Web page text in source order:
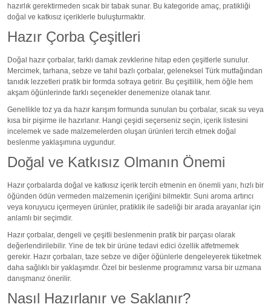
hazırlık gerektirmeden sıcak bir tabak sunar. Bu kategoride amaç, pratikliği
doğal ve katkısız içeriklerle buluşturmaktır.
Hazır Çorba Çeşitleri
Doğal hazır çorbalar, farklı damak zevklerine hitap eden çeşitlerle sunulur.
Mercimek, tarhana, sebze ve tahıl bazlı çorbalar, geleneksel Türk mutfağından
tanıdık lezzetleri pratik bir formda sofraya getirir. Bu çeşitlilik, hem öğle hem
akşam öğünlerinde farklı seçenekler denemenize olanak tanır.
Genellikle toz ya da hazır karışım formunda sunulan bu çorbalar, sıcak su veya
kısa bir pişirme ile hazırlanır. Hangi çeşidi seçerseniz seçin, içerik listesini
incelemek ve sade malzemelerden oluşan ürünleri tercih etmek doğal
beslenme yaklaşımına uygundur.
Doğal ve Katkısız Olmanın Önemi
Hazır çorbalarda doğal ve katkısız içerik tercih etmenin en önemli yanı, hızlı bir
öğünden ödün vermeden malzemenin içeriğini bilmektir. Suni aroma artırıcı
veya koruyucu içermeyen ürünler, pratiklik ile sadeliği bir arada arayanlar için
anlamlı bir seçimdir.
Hazır çorbalar, dengeli ve çeşitli beslenmenin pratik bir parçası olarak
değerlendirilebilir. Yine de tek bir ürüne tedavi edici özellik atfetmemek
gerekir. Hazır çorbaları, taze sebze ve diğer öğünlerle dengeleyerek tüketmek
daha sağlıklı bir yaklaşımdır. Özel bir beslenme programınız varsa bir uzmana
danışmanız önerilir.
Nasıl Hazırlanır ve Saklanır?